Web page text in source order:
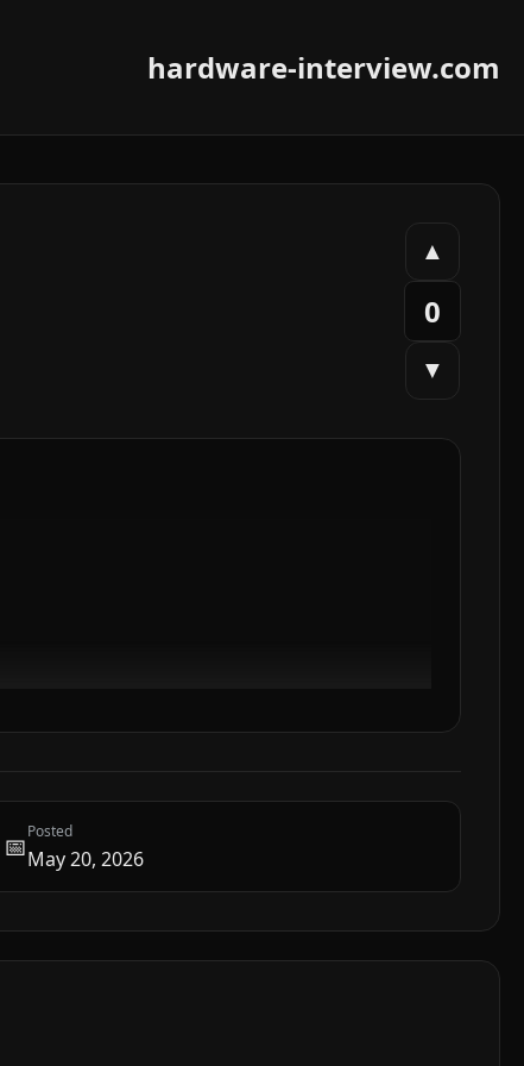
hardware-interview.com
▲
0
▼
📅Posted
May 20, 2026